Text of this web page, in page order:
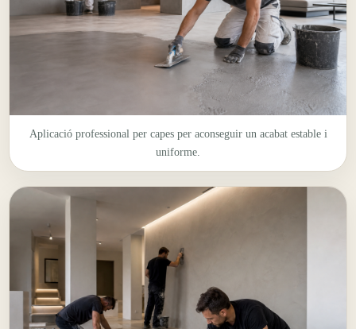
Aplicació professional per capes per aconseguir un acabat estable i
uniforme.